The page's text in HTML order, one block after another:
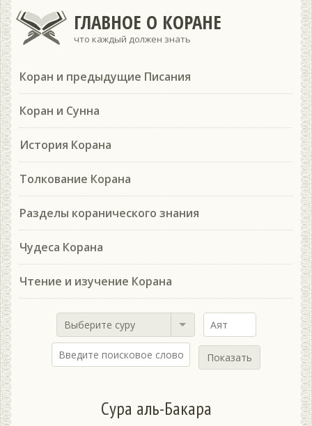
ГЛАВНОЕ О КОРАНЕ
что каждый должен знать
Коран и предыдущие Писания
Коран и Сунна
История Корана
Толкование Корана
Разделы коранического знания
Чудеса Корана
Чтение и изучение Корана
Выберите суру
Показать
Сура аль-Бакара